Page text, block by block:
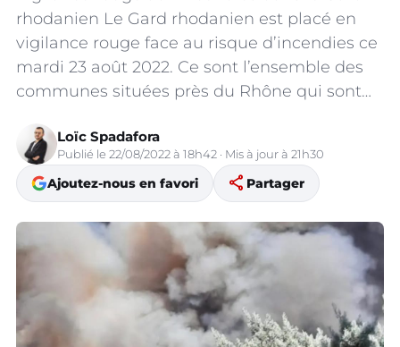
rhodanien Le Gard rhodanien est placé en
vigilance rouge face au risque d’incendies ce
mardi 23 août 2022. Ce sont l’ensemble des
communes situées près du Rhône qui sont…
Loïc Spadafora
Publié le 22/08/2022 à 18h42 · Mis à jour à 21h30
Ajoutez-nous en favori share Partager